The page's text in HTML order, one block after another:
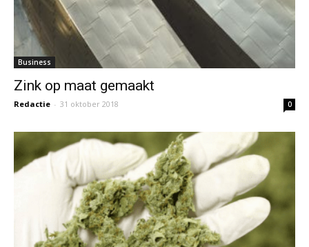
Business
Zink op maat gemaakt
Redactie - 31 oktober 2018 0